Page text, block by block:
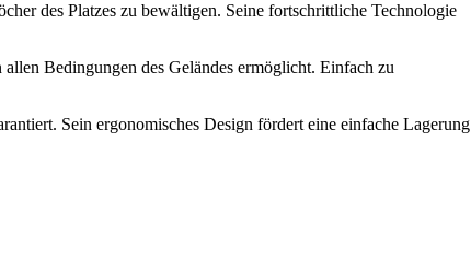
des Platzes zu bewältigen. Seine fortschrittliche Technologie
Bedingungen des Geländes ermöglicht. Einfach zu
Sein ergonomisches Design fördert eine einfache Lagerung